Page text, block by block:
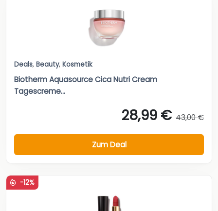
Deals, Beauty, Kosmetik
Biotherm Aquasource Cica Nutri Cream
Tagescreme...
28,99 € 43,00 €
Zum Deal
-12%